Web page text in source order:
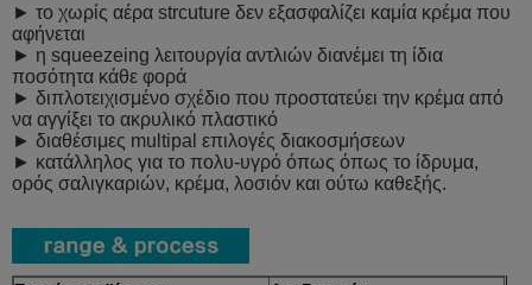
► το χωρίς αέρα strcuture δεν εξασφαλίζει καμία κρέμα που
αφήνεται
► η squeezeing λειτουργία αντλιών διανέμει τη ίδια
ποσότητα κάθε φορά
► διπλοτειχισμένο σχέδιο που προστατεύει την κρέμα από
να αγγίξει το ακρυλικό πλαστικό
► διαθέσιμες multipal επιλογές διακοσμήσεων
► κατάλληλος για το πολυ-υγρό όπως όπως το ίδρυμα,
ορός σαλιγκαριών, κρέμα, λοσιόν και ούτω καθεξής.